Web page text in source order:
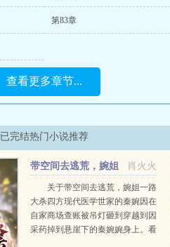
第83章
查看更多章节...
已完结热门小说推荐
肖火火
带空间去逃荒，婉姐
一路大杀四方
关于带空间去逃荒，婉姐一路
大杀四方现代医学世家的秦婉因在
自家商场查账被吊灯砸到穿越到因
采药掉到悬崖下的秦婉婉身上。看